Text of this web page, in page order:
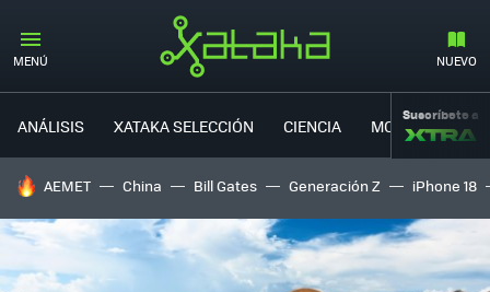
MENÚ NUEVO
ANÁLISIS XATAKA SELECCIÓN CIENCIA MOVILIDAD
Suscríbete a
HOY SE HABLA DE
AEMET China Bill Gates Generación Z iPhone 18